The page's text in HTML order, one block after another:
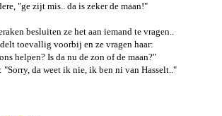
"ge zijt mis.. da is zeker de maan!"
besluiten ze het aan iemand te vragen..
toevallig voorbij en ze vragen haar:
helpen? Is da nu de zon of de maan?"
da weet ik nie, ik ben ni van Hasselt.."